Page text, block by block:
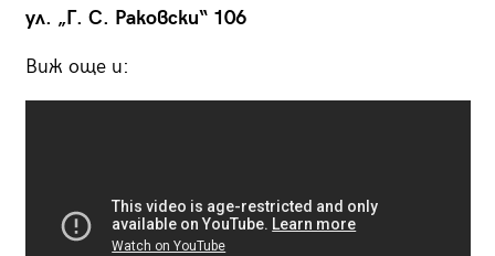
ул. „Г. С. Раковски“ 106
Виж още и: